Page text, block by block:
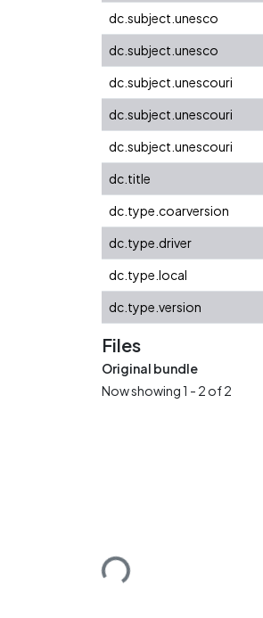
dc.subject.unesco
dc.subject.unesco
dc.subject.unescouri
dc.subject.unescouri
dc.subject.unescouri
dc.title
dc.type.coarversion
dc.type.driver
dc.type.local
dc.type.version
Files
Original bundle
Now showing1 - 2 of 2
Loading...